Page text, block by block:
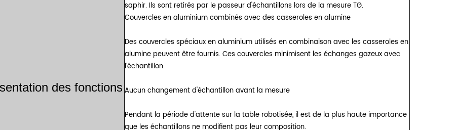
des fonctions
saphir. Ils sont retirés par le passeur d'échantillons lors de la mesure TG.
Couvercles en aluminium combinés avec des casseroles en alumine
Des couvercles spéciaux en aluminium utilisés en combinaison avec les casseroles en
alumine peuvent être fournis. Ces couvercles minimisent les échanges gazeux avec
l’échantillon.
Aucun changement d'échantillon avant la mesure
Pendant la période d'attente sur la table robotisée, il est de la plus haute importance
que les échantillons ne modifient pas leur composition.